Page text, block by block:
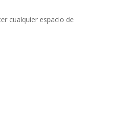
cualquier espacio de